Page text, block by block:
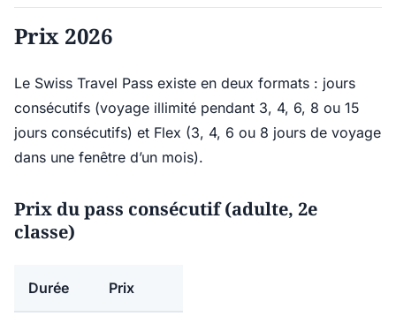
Prix 2026
Le Swiss Travel Pass existe en deux formats : jours
consécutifs (voyage illimité pendant 3, 4, 6, 8 ou 15
jours consécutifs) et Flex (3, 4, 6 ou 8 jours de voyage
dans une fenêtre d’un mois).
Prix du pass consécutif (adulte, 2e
classe)
Durée Prix